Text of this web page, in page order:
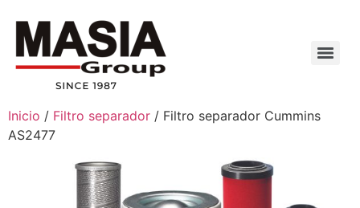
Inicio / Filtro separador / Filtro separador Cummins
AS2477